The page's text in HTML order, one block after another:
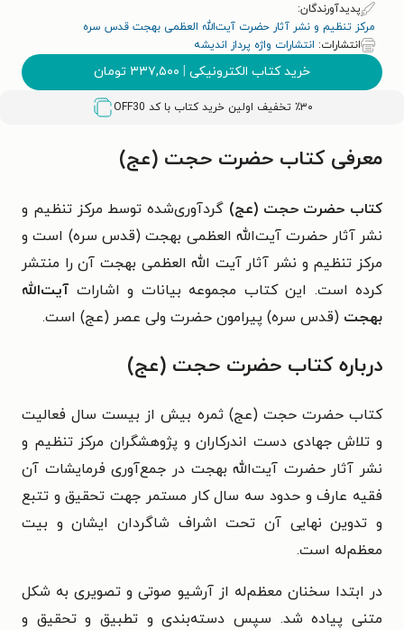
پدیدآورندگان:
مرکز تنظیم و نشر آثار حضرت آیت‌الله العظمی بهجت قدس سره
انتشارات: انتشارات واژه پرداز اندیشه
خرید کتاب الکترونیکی | ۳۳۷,۵۰۰ تومان
٪۳۰ تخفیف اولین خرید کتاب با کد OFF30
معرفی کتاب حضرت حجت (عج)
کتاب حضرت حجت (عج) گردآوری‌شده توسط مرکز تنظیم و
نشر آثار حضرت آیت‌الله العظمی بهجت (قدس سره) است و
مرکز تنظیم و نشر آثار آیت الله العظمی بهجت آن را منتشر
کرده است. این کتاب مجموعه بیانات و اشارات آیت‌الله
بهجت (قدس سره) پیرامون حضرت ولی عصر (عج) است.
درباره کتاب حضرت حجت (عج)
کتاب حضرت حجت (عج) ثمره بیش از بیست سال فعالیت
و تلاش جهادی دست اندرکاران و پژوهشگران مرکز تنظیم و
نشر آثار حضرت آیت‌الله بهجت در جمع‌آوری فرمایشات آن
فقیه عارف و حدود سه سال کار مستمر جهت تحقیق و تتبع
و تدوین نهایی آن تحت اشراف شاگردان ایشان و بیت
معظم‌له است.
در ابتدا سخنان معظم‌له از آرشیو صوتی و تصویری به شکل
متنی پیاده شد. سپس دسته‌بندی و تطبیق و تحقیق و